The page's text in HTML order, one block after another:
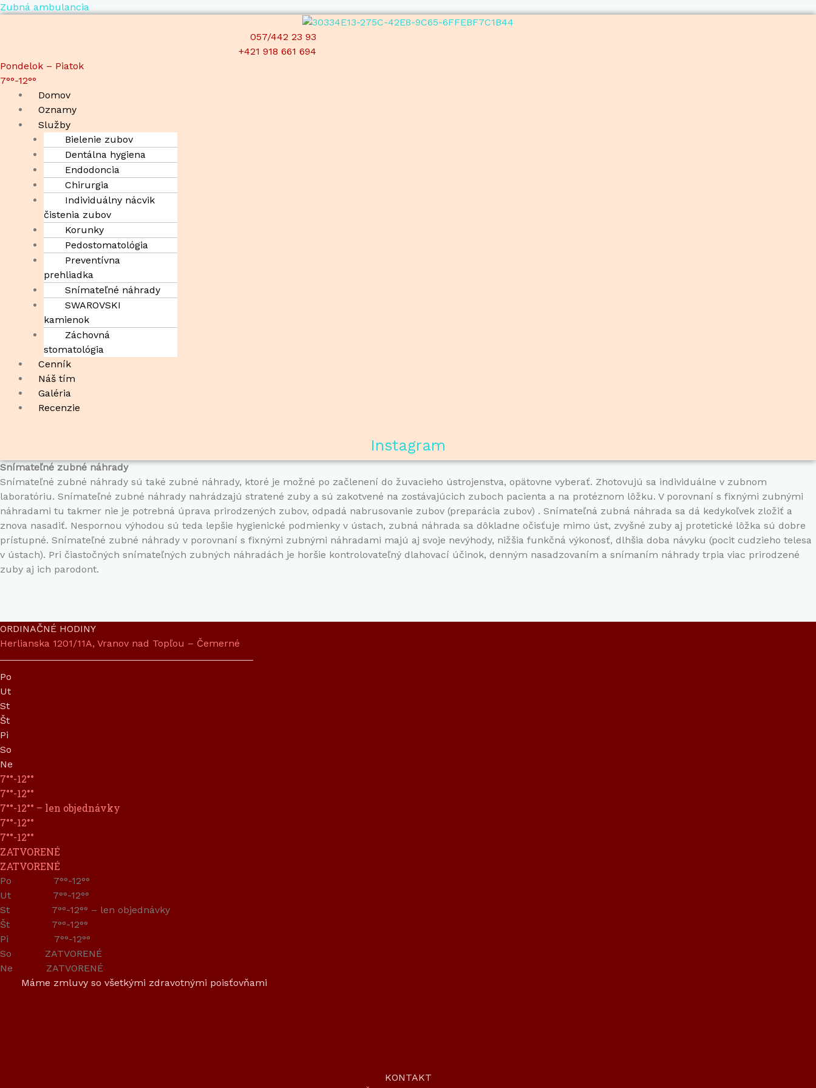
Preskočiť
Zubná ambulancia
057/442 23 93
+421 918 661 694
Pondelok – Piatok
7°°-12°°
Menu
Domov
Oznamy
Služby
Bielenie zubov
Dentálna hygiena
Endodoncia
Chirurgia
Individuálny nácvik
čistenia zubov
Korunky
Pedostomatológia
Preventívna
prehliadka
Snímateľné náhrady
SWAROVSKI
kamienok
Záchovná
stomatológia
Cenník
Náš tím
Galéria
Recenzie
Instagram
Snímateľné zubné náhrady
Snímateľné zubné náhrady sú také zubné náhrady, ktoré je možné po začlenení do žuvacieho ústrojenstva, opätovne vyberať. Zhotovujú sa individuálne v zubnom
laboratóriu. Snímateľné zubné náhrady nahrádzajú stratené zuby a sú zakotvené na zostávajúcich zuboch pacienta a na protéznom lôžku. V porovnaní s fixnými zubnými
náhradami tu takmer nie je potrebná úprava prirodzených zubov, odpadá nabrusovanie zubov (preparácia zubov) . Snímateľná zubná náhrada sa dá kedykoľvek zložiť a
znova nasadiť. Nespornou výhodou sú teda lepšie hygienické podmienky v ústach, zubná náhrada sa dôkladne očisťuje mimo úst, zvyšné zuby aj protetické lôžka sú dobre
prístupné. Snímateľné zubné náhrady v porovnaní s fixnými zubnými náhradami majú aj svoje nevýhody, nižšia funkčná výkonosť, dlhšia doba návyku (pocit cudzieho telesa
v ústach). Pri čiastočných snímateľných zubných náhradách je horšie kontrolovateľný dlahovací účinok, denným nasadzovaním a snímaním náhrady trpia viac prirodzené
zuby aj ich parodont.
ORDINAČNÉ HODINY
Herlianska 1201/11A, Vranov nad Topľou – Čemerné
Po
Ut
St
Št
Pi
So
Ne
7°°-12°°
7°°-12°°
7°°-12°° – len objednávky
7°°-12°°
7°°-12°°
ZATVORENÉ
ZATVORENÉ
Po 7°°-12°°
Ut 7°°-12°°
St 7°°-12°° – len objednávky
Št 7°°-12°°
Pi 7°°-12°°
So ZATVORENÉ
Ne ZATVORENÉ
Máme zmluvy so všetkými zdravotnými poisťovňami
KONTAKT